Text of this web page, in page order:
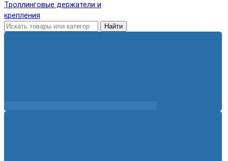
Троллинговые держатели и
крепления
Найти